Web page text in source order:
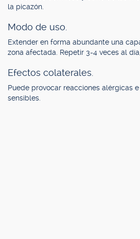
la picazón.
Modo de uso.
Extender en forma abundante una
zona afectada. Repetir 3-4 veces al
Efectos colaterales.
Puede provocar reacciones alérgicas
sensibles.